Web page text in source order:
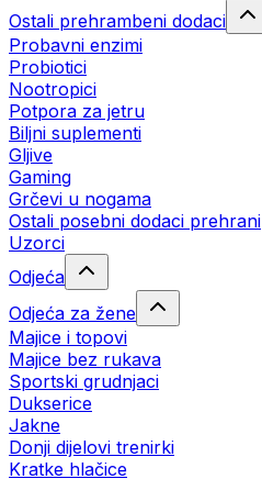
Ostali prehrambeni dodaci
Probavni enzimi
Probiotici
Nootropici
Potpora za jetru
Biljni suplementi
Gljive
Gaming
Grčevi u nogama
Ostali posebni dodaci prehrani
Uzorci
Odjeća
Odjeća za žene
Majice i topovi
Majice bez rukava
Sportski grudnjaci
Dukserice
Jakne
Donji dijelovi trenirki
Kratke hlačice